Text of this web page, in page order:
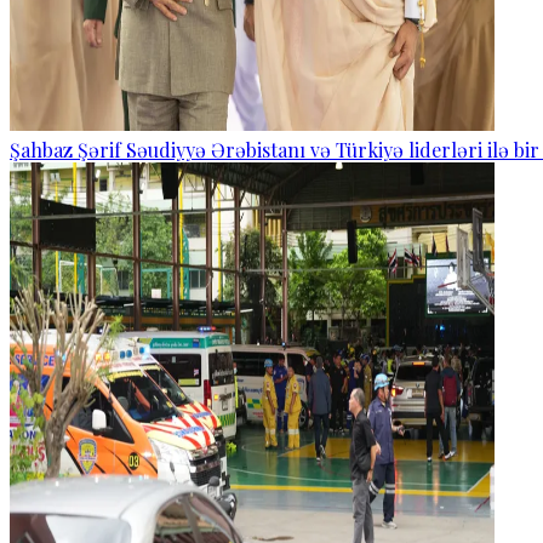
Şahbaz Şərif Səudiyyə Ərəbistanı və Türkiyə liderləri ilə